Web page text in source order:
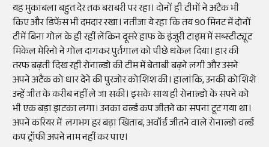
यह मुकाबला बहुत देर तक बराबरी पर रहा। दोनों ही टीमों ने अटैक भी
किए और डिफेंस भी दमदार रखा। नतीजा ये रहा कि तय 90 मिनट में दोनों
टीमें बिना गोल के ही रहीं लेकिन दूसरे हाफ के इंजुरी टाइम में सब्स्टीट्यूट
मिकेल मेरिनो ने गोल दागकर पुर्तगाल को पीछे धकेल दिया। हार की
तरफ बढ़ती दिख रही रोनाल्डो की टीम में बेताबी बढ़ने लगी और उसने
अपने अटैक को धार देने की पुरजोर कोशिश की। हालांकि, उनकी कोशिशें
उन्हें जीत के करीब नहीं ले जा सकी। इसके साथ ही रोनाल्डो के सपने को
भी एक बड़ा झटका लगा। उनका वर्ल्ड कप जीतने का सपना टूट गया था।
अपने करियर में लगभग हर बड़ा खिताब, अवॉर्ड जीतने वाले रोनाल्डो वर्ल्ड
कप ट्रॉफी अपने नाम नहीं कर पाए।